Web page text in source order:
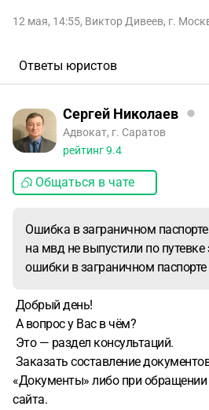
12 мая, 14:55, Виктор Дивеев, г.
Ответы юристов
Сергей Николаев
Адвокат, г. Саратов
рейтинг9.4
Общаться в чате
Ошибка в заграничном
на мвд не выпустили по путевке
ошибки в заграничном
Добрый день!
А вопрос у Вас в чём?
Это — раздел консультаций.
Заказать составление
«Документы» либо при
сайта.